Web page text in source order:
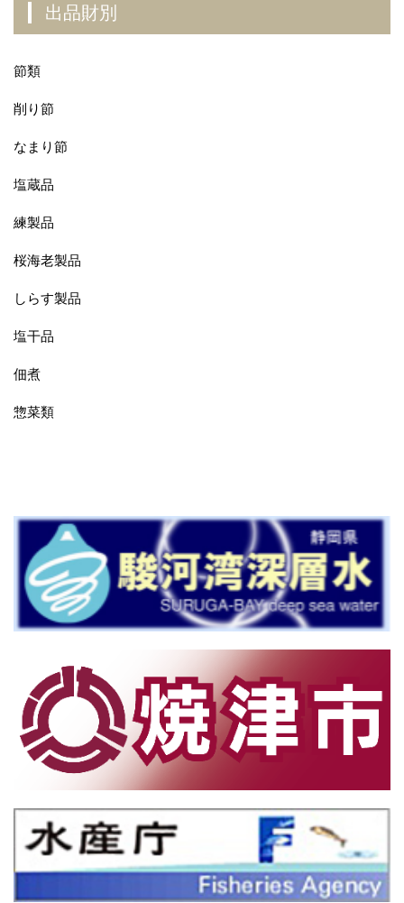
出品財別
節類
削り節
なまり節
塩蔵品
練製品
桜海老製品
しらす製品
塩干品
佃煮
惣菜類